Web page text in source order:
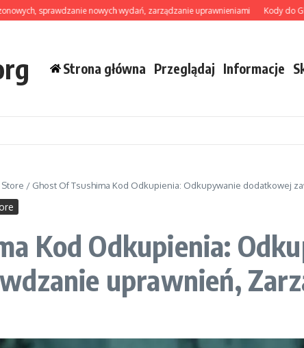
sprawdzanie nowych wydań, zarządzanie uprawnieniami Kody do Ghost
Strona główna Przeglądaj Informacje
/ Ghost Of Tsushima Kod Odkupienia: Odkupywanie dodatkowej
Kod Odkupienia:
uprawnień,